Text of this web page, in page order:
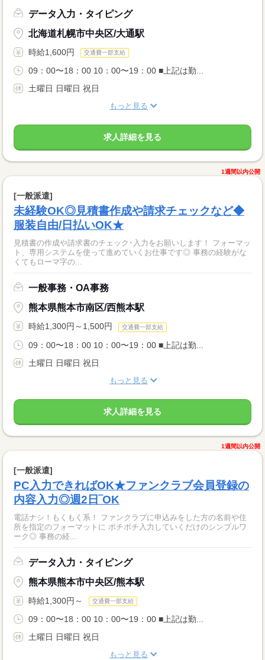
データ入力・タイピング
北海道札幌市中央区/大通駅
時給1,600円 交通費一部支給
09：00〜18：00 10：00〜19：00 ■上記は勤...
土曜日 日曜日 祝日
もっと見る
求人詳細を見る
1週間以内公開
[一般派遣]
未経験OK◎見積書作成や請求チェックなど◆
服装自由/日払いOK★
見積書の作成や請求書のチェック･入力をお願いします！ フォーマッ
ト、専用システムを使って進めていくお仕事です◎ 事務の経験がな
くてもローマ字の...
一般事務・OA事務
熊本県熊本市南区/西熊本駅
時給1,300円～1,500円 交通費一部支給
09：00〜18：00 10：00〜19：00 ■上記は勤...
土曜日 日曜日 祝日
もっと見る
求人詳細を見る
1週間以内公開
[一般派遣]
PC入力できればOK★ファンクラブ会員登録の
内容入力◎週2日‾OK
電話ナシ！もくもく系！ ファンクラブに申込みをした方の名前や住
所を指定のフォーマットに ポチポチ入力していくだけのシンプルワ
ーク◎ 事務の経...
データ入力・タイピング
熊本県熊本市中央区/熊本駅
時給1,300円～ 交通費一部支給
09：00〜18：00 10：00〜19：00 ■上記は勤...
土曜日 日曜日 祝日
もっと見る